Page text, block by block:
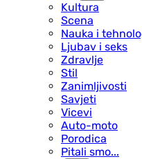
Kultura
Scena
Nauka i
Ljubav i seks
Zdravlje
Stil
Zanimljivosti
Savjeti
Vicevi
Auto-moto
Porodica
Pitali smo...